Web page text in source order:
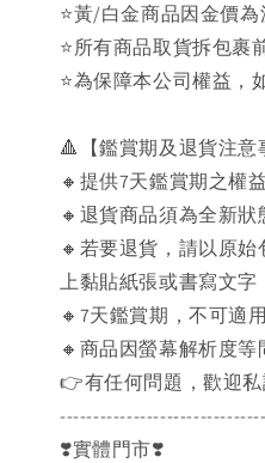
⭐黃/白金商品因金價
⭐️所有商品取貨拆包裹
⭐為保障本公司權益，
🔺【鑑賞期及退貨注意
🔸提供7天鑑賞期之權
🔸退貨商品須為全新
🔸若要退貨，請以原
上黏貼紙張或書寫文字
🔸7天鑑賞期，不可適
🔸商品因螢幕解析度
👉️有任何問題，歡迎
❣️實體門市❣️